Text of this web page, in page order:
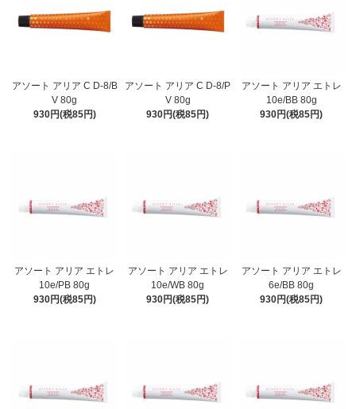
アソート アリア C D-8/B
V 80g
930円(税85円)
アソート アリア C D-8/P
V 80g
930円(税85円)
アソート アリア エトレ
10e/BB 80g
930円(税85円)
アソート アリア エトレ
10e/PB 80g
930円(税85円)
アソート アリア エトレ
10e/WB 80g
930円(税85円)
アソート アリア エトレ
6e/BB 80g
930円(税85円)